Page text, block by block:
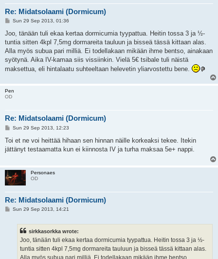
Re: Midatsolaami (Dormicum)
P
s
Sun 29 Sep 2013, 01:36
Joo, tänään tuli ekaa kertaa dormicumia tyypattua. Heitin tossa 3 ja ½-
tuntia sitten 4kpl 7,5mg dormareita tauluun ja bisseä tässä kittaan alas.
Alla myös subua pari milliä. Ei todellakaan mikään ihme bentso, ainakaan
syötynä. Aika IV-kamaa siis vissiinkin. Vielä 5€ tsibale tuli näistä
maksettua, eli hintalaatu suhteeltaan helevetin yliarvostettu bene.
Pen
OD
Re: Midatsolaami (Dormicum)
P
s
Sun 29 Sep 2013, 12:23
Toi et ne voi heittää hihaan sen hinnan näille korkeaksi tekee. Itekin
jättänyt testaamatta kun ei kiinnosta IV ja turha maksaa 5e+ nappi.
Personaes
OD
Re: Midatsolaami (Dormicum)
PSun 29 Sep 2013, 14:21
sirkkasorkka wrote:
Joo, tänään tuli ekaa kertaa dormicumia tyypattua. Heitin tossa 3 ja ½-
tuntia sitten 4kpl 7,5mg dormareita tauluun ja bisseä tässä kittaan alas.
Alla myös subua pari milliä. Ei todellakaan mikään ihme bentso,